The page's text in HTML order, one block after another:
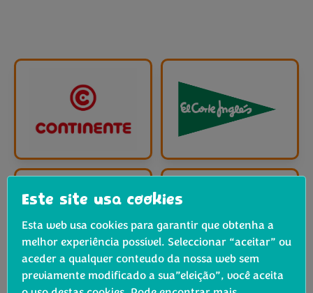
Este site usa cookies
Esta web usa cookies para garantir que obtenha a
melhor experiência possível. Seleccionar “aceitar” ou
aceder a qualquer conteudo da nossa web sem
previamente modificado a sua”eleição”, você aceita